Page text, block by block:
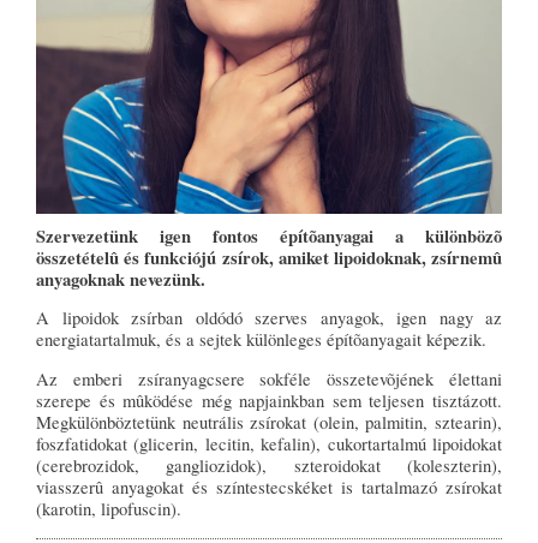
Szervezetünk igen fontos építõanyagai a különbözõ
összetételû és funkciójú zsírok, amiket lipoidoknak, zsírnemû
anyagoknak nevezünk.
A lipoidok zsírban oldódó szerves anyagok, igen nagy az
energiatartalmuk, és a sejtek különleges építõanyagait képezik.
Az emberi zsíranyagcsere sokféle összetevõjének élettani
szerepe és mûködése még napjainkban sem teljesen tisztázott.
Megkülönböztetünk neutrális zsírokat (olein, palmitin, sztearin),
foszfatidokat (glicerin, lecitin, kefalin), cukortartalmú lipoidokat
(cerebrozidok, gangliozidok), szteroidokat (koleszterin),
viasszerû anyagokat és színtestecskéket is tartalmazó zsírokat
(karotin, lipofuscin).